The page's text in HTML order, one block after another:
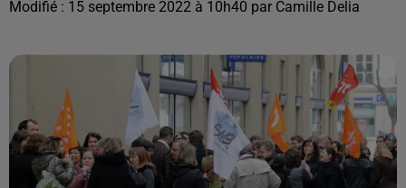
Modifié : 15 septembre 2022 à 10h40 par Camille Delia